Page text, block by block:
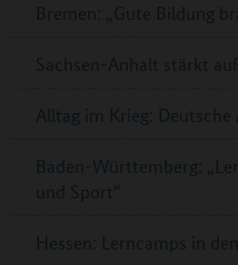
Bremen: „Gute Bildung
Sachsen-Anhalt stärkt
Alltag im Krieg: Deutsche
Baden-Württemberg:
und Sport“
Hessen: Lerncamps in